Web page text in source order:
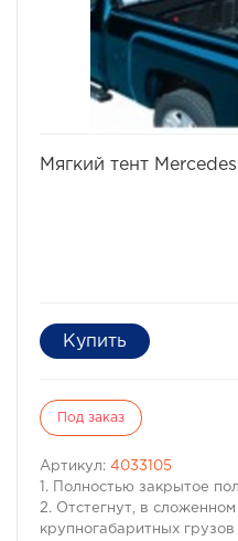
Мягкий тент
Под заказ
Артикул: 4033105
1. Полностью закрытое
2. Отстегнут, в
крупногабаритных